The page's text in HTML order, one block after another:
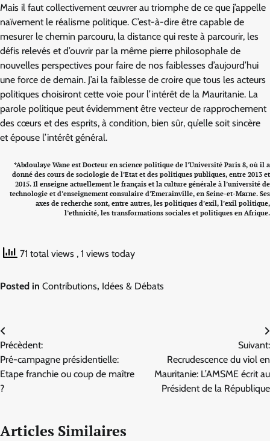
Mais il faut collectivement œuvrer au triomphe de ce que j’appelle
naïvement le réalisme politique. C’est-à-dire être capable de
mesurer le chemin parcouru, la distance qui reste à parcourir, les
défis relevés et d’ouvrir par la même pierre philosophale de
nouvelles perspectives pour faire de nos faiblesses d’aujourd’hui
une force de demain. J’ai la faiblesse de croire que tous les acteurs
politiques choisiront cette voie pour l’intérêt de la Mauritanie. La
parole politique peut évidemment être vecteur de rapprochement
des cœurs et des esprits, à condition, bien sûr, qu’elle soit sincère
et épouse l’intérêt général.
*Abdoulaye Wane est Docteur en science politique de l’Université Paris 8, où il a
donné des cours de sociologie de l’Etat et des politiques publiques, entre 2013 et
2015. Il enseigne actuellement le français et la culture générale à l’université de
technologie et d’enseignement consulaire d’Emerainville, en Seine-et-Marne. Ses
axes de recherche sont, entre autres, les politiques d’exil, l’exil politique,
l’ethnicité, les transformations sociales et politiques en Afrique.
71 total views , 1 views today
Posted in Contributions, Idées & Débats
Navigation
de
l’article
Précèdent:
Pré-campagne présidentielle:
Etape franchie ou coup de maître
?
Suivant:
Recrudescence du viol en
Mauritanie: L’AMSME écrit au
Président de la République
Articles Similaires